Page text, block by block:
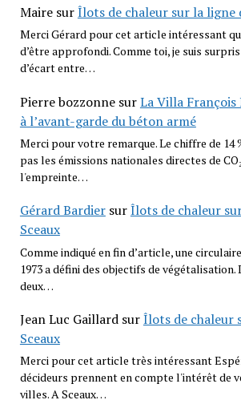
MairesurÎlots de chaleur sur la ligne
Merci Gérard pour cet article intéressant
d’être approfondi. Comme toi, je suis
d’écart entre…
Pierre bozzonnesurLa Villa François
à l’avant-garde du béton armé
Merci pour votre remarque. Le chiffre de 14
pas les émissions nationales directes de
l'empreinte…
Gérard BardiersurÎlots de chaleur
Sceaux
Comme indiqué en fin d’article, une
1973 a défini des objectifs de végétalisation.
deux…
Jean Luc GaillardsurÎlots de chaleur
Sceaux
Merci pour cet article très intéressant
décideurs prennent en compte l'intérêt de
villes. A Sceaux…